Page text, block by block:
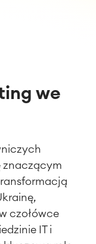
we
znaczącym
czołówce
IT i